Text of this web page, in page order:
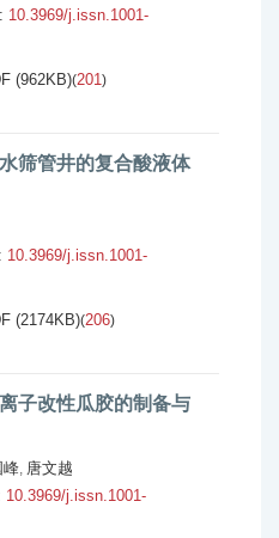
10.3969/j.issn.1001-
(962KB)(201)
筛管井的复合酸液体
10.3969/j.issn.1001-
(2174KB)(206)
子改性瓜胶的制备与
峰, 唐文越
10.3969/j.issn.1001-